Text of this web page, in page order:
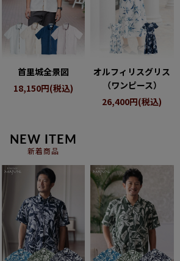
首里城全景図
18,150円(税込)
オルフィリスグリス
（ワンピース）
26,400円(税込)
NEW ITEM
新着商品